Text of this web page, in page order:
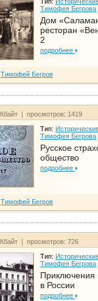
Тимофея Бегрова
Дом
ресторан
2
подробнее
Тимофей Бегров
| просмотров: 1419
Тип:
Тимофея Бегрова
Русское
общество
подробнее
Тимофей Бегров
| просмотров: 726
Тип:
Тимофея Бегрова
Приключения
в России
подробнее